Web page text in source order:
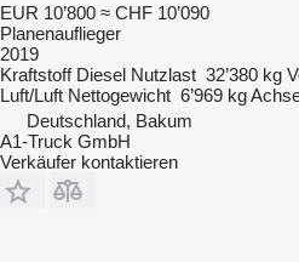
EUR 10’800 ≈ CHF 10’090
Planenauflieger
2019
Kraftstoff Diesel Nutzlast 32’380 kg
Luft/Luft Nettogewicht 6’969 kg
Deutschland, Bakum
A1-Truck GmbH
Verkäufer kontaktieren